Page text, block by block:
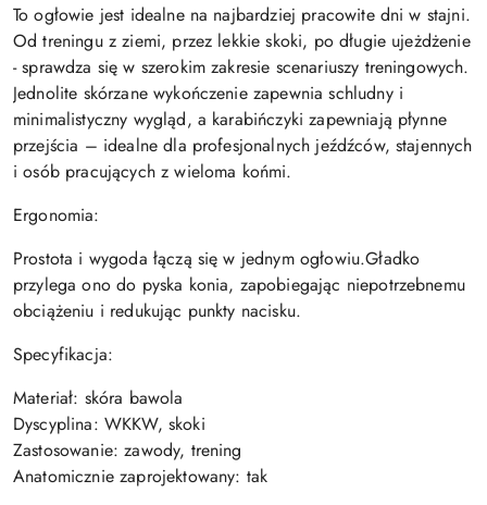
To ogłowie jest idealne na najbardziej pracowite dni w stajni.
Od treningu z ziemi, przez lekkie skoki, po długie ujeżdżenie
- sprawdza się w szerokim zakresie scenariuszy treningowych.
Jednolite skórzane wykończenie zapewnia schludny i
minimalistyczny wygląd, a karabińczyki zapewniają płynne
przejścia – idealne dla profesjonalnych jeźdźców, stajennych
i osób pracujących z wieloma końmi.
Ergonomia:
Prostota i wygoda łączą się w jednym ogłowiu.Gładko
przylega ono do pyska konia, zapobiegając niepotrzebnemu
obciążeniu i redukując punkty nacisku.
Specyfikacja:
Materiał: skóra bawola
Dyscyplina: WKKW, skoki
Zastosowanie: zawody, trening
Anatomicznie zaprojektowany: tak